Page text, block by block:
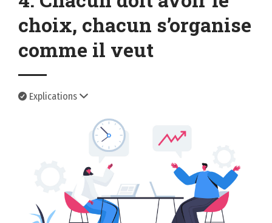
choix, chacun s’organise
comme il veut
Explications